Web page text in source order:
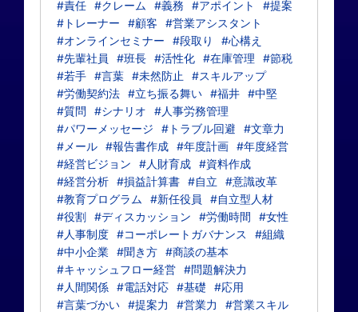
#責任 #クレーム #義務 #アポイント
#提案
#トレーナー
#顧客
#営業アシスタント
#オンラインセミナー
#段取り
#心構え
#先輩社員
#班長 #活性化 #在庫管理
#節税
#若手 #言葉 #未然防止
#スキルアップ
#労働契約法 #立ち振る舞い #福井 #中堅
#質問
#シナリオ
#人事労務管理
#パワーメッセージ
#トラブル回避
#文章力
#メール #報告書作成 #年度計画 #年度経営
#経営ビジョン
#人財育成 #資料作成
#経営分析 #損益計算書 #自立
#意識改革
#教育プログラム
#新任役員
#自立型人材
#役割 #ディスカッション #労働時間
#女性
#人事制度 #コーポレートガバナンス
#組織
#中小企業 #聞き方 #商談の基本
#キャッシュフロー経営 #問題解決力
#人間関係 #電話対応 #基礎
#応用
#言葉づかい #提案力 #営業力
#営業スキル